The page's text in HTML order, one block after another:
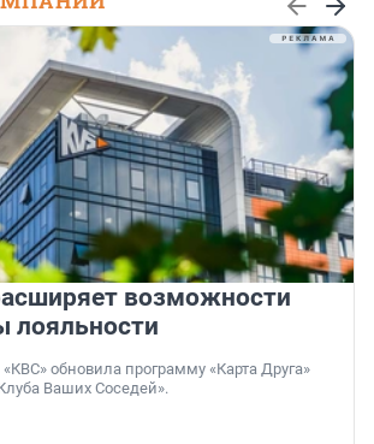
возможности
лояльности
обновила программу «Карта Друга»
Ваших Соседей».